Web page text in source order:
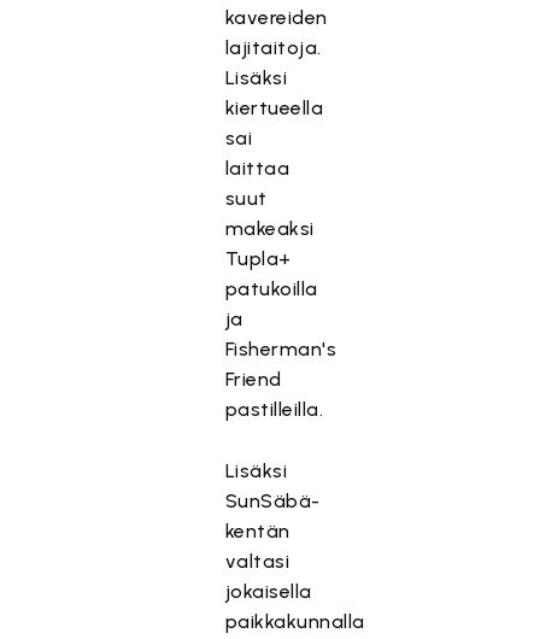
kavereiden
lajitaitoja.
Lisäksi
kiertueella
sai
laittaa
suut
makeaksi
Tupla+
patukoilla
ja
Fisherman's
Friend
pastilleilla.
Lisäksi
SunSäbä-
kentän
valtasi
jokaisella
paikkakunnalla